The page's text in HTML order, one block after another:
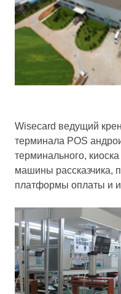
Wisecard ведущий
терминала POS
терминального,
машины рассказчика,
платформы оплаты и